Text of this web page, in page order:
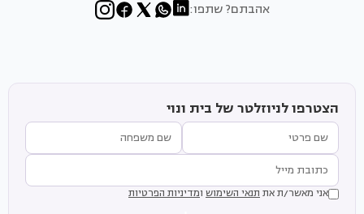
אהבתם? שתפו:
הצטרפו לניוזלטר של בית ונוי
אני מאשר/ת את תנאי השימוש ומדיניות הפרטיות